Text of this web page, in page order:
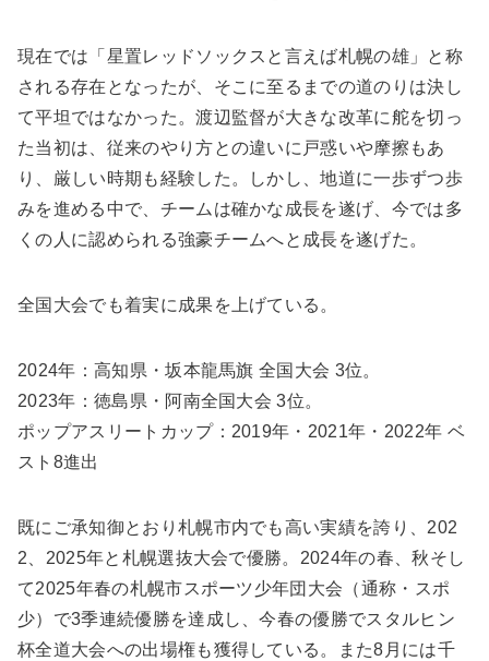
現在では「星置レッドソックスと言えば札幌の雄」と称
される存在となったが、そこに至るまでの道のりは決し
て平坦ではなかった。渡辺監督が大きな改革に舵を切っ
た当初は、従来のやり方との違いに戸惑いや摩擦もあ
り、厳しい時期も経験した。しかし、地道に一歩ずつ歩
みを進める中で、チームは確かな成長を遂げ、今では多
くの人に認められる強豪チームへと成長を遂げた。
全国大会でも着実に成果を上げている。
2024年：高知県・坂本龍馬旗 全国大会 3位。
2023年：徳島県・阿南全国大会 3位。
ポップアスリートカップ：2019年・2021年・2022年 ベ
スト8進出
既にご承知御とおり札幌市内でも高い実績を誇り、202
2、2025年と札幌選抜大会で優勝。2024年の春、秋そし
て2025年春の札幌市スポーツ少年団大会（通称・スポ
少）で3季連続優勝を達成し、今春の優勝でスタルヒン
杯全道大会への出場権も獲得している。また8月には千